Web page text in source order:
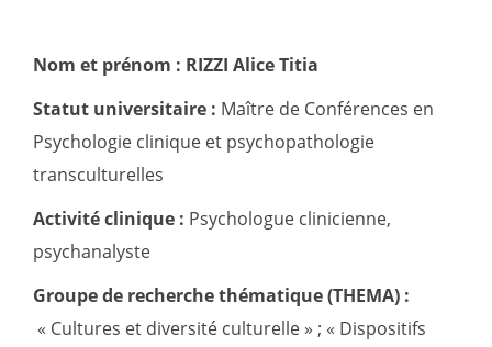
Nom et prénom : RIZZI Alice Titia
Statut universitaire : Maître de Conférences en
Psychologie clinique et psychopathologie
transculturelles
Activité clinique : Psychologue clinicienne,
psychanalyste
Groupe de recherche thématique (THEMA) :
« Cultures et diversité culturelle » ; « Dispositifs